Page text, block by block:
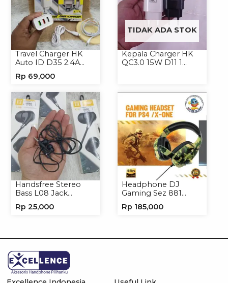
Travel Charger HK
Auto ID D35 2.4A
Rp 69,000
TIDAK ADA STOK
Kepala Charger HK
QC3.0 15W D11 1
Handsfree Stereo
Bass L08 Jack
Headphone
Rp 25,000
Headphone DJ
Gaming Sez 881
Headset
Rp 185,000